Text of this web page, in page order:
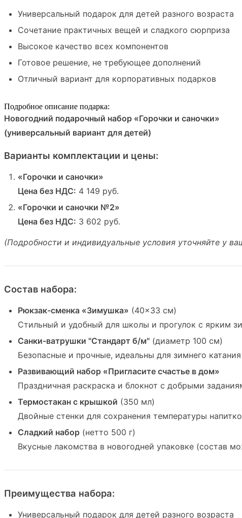
Универсальный подарок для детей разного возраста
Сочетание практичных вещей и сладкого сюрприза
Высокое качество всех компонентов
Готовое решение, не требующее дополнений
Отличный вариант для корпоративных подарков
Подробное описание подарка:
Новогодний подарочный набор «Горочки и саночки»
(универсальный вариант для детей)
Варианты комплектации и цены:
«Горочки и саночки»
Цена без НДС: 4 149 руб.
«Горочки и саночки №2»
Цена без НДС: 3 602 руб.
(Подробности и индивидуальные условия уточняйте у
Состав набора:
Рюкзак-сменка «Зимушка» (40×33 см)
Стильный и удобный для школы и прогулок с ярким
Санки-ватрушки "Стандарт б/м" (диаметр 100 см)
Безопасные и прочные, идеальны для зимнего катания
Развивающий набор «Пригласите счастье в дом»
Праздничная раскраска и блокнот с добрыми
Термостакан с крышкой (350 мл)
Двойные стенки для сохранения температуры
Сладкий набор (нетто 500 г)
Вкусные лакомства в новогодней упаковке (состав
Преимущества набора:
Универсальный подарок для детей разного возраста